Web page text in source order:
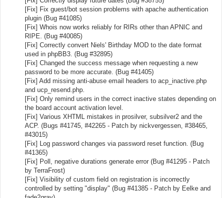
[Fix] Fix guest/bot session problems with apache authentication
plugin (Bug #41085)
[Fix] Whois now works reliably for RIRs other than APNIC and
RIPE. (Bug #40085)
[Fix] Correctly convert Niels' Birthday MOD to the date format
used in phpBB3. (Bug #32895)
[Fix] Changed the success message when requesting a new
password to be more accurate. (Bug #41405)
[Fix] Add missing anti-abuse email headers to acp_inactive.php
and ucp_resend.php.
[Fix] Only remind users in the correct inactive states depending on
the board account activation level.
[Fix] Various XHTML mistakes in prosilver, subsilver2 and the
ACP. (Bugs #41745, #42265 - Patch by nickvergessen, #38465,
#43015)
[Fix] Log password changes via password reset function. (Bug
#41365)
[Fix] Poll, negative durations generate error (Bug #41295 - Patch
by TerraFrost)
[Fix] Visibility of custom field on registration is incorrectly
controlled by setting "display" (Bug #41385 - Patch by Eelke and